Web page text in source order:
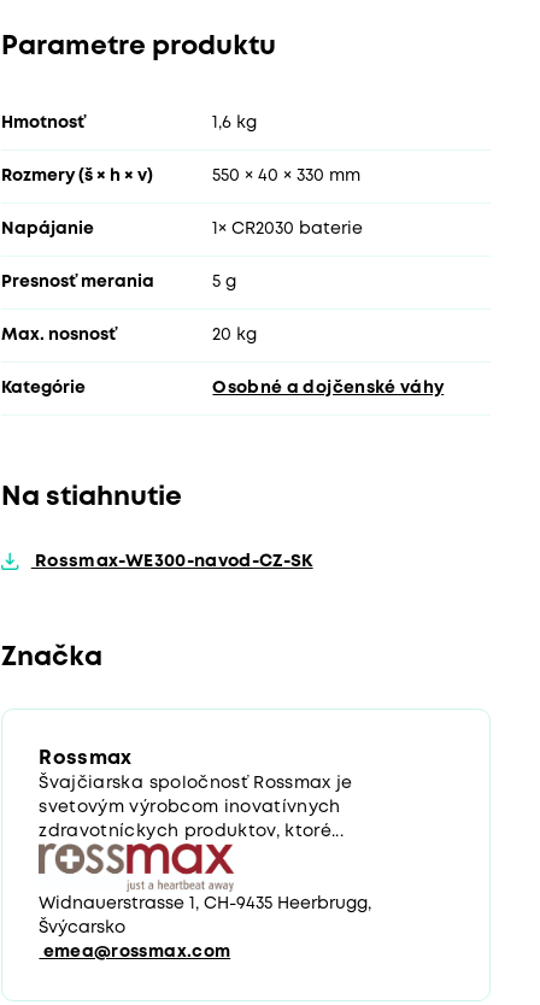
Parametre produktu
Hmotnosť 1,6 kg
Rozmery (š × h × v) 550 × 40 × 330 mm
Napájanie 1× CR2030 baterie
Presnosť merania 5 g
Max. nosnosť 20 kg
Kategórie Osobné a dojčenské váhy
Na stiahnutie
Rossmax-WE300-navod-CZ-SK
Značka
Rossmax
Švajčiarska spoločnosť Rossmax je
svetovým výrobcom inovatívnych
zdravotníckych produktov, ktoré...
Widnauerstrasse 1, CH-9435 Heerbrugg,
Švýcarsko
emea@rossmax.com